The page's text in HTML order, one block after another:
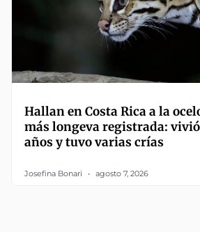
Hallan en Costa Rica a la
más longeva registrada:
años y tuvo varias crías
Josefina Bonari agosto 7, 2026